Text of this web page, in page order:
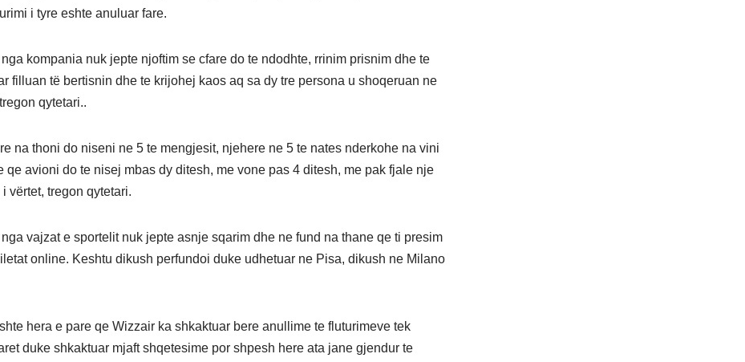
i tyre eshte anuluar fare.
kompania nuk jepte njoftim se cfare do te ndodhte, rrinim prisnim dhe te
filluan të bertisnin dhe te krijohej kaos aq sa dy tre persona u shoqeruan ne
qytetari..
na thoni do niseni ne 5 te mengjesit, njehere ne 5 te nates nderkohe na vini
qe avioni do te nisej mbas dy ditesh, me vone pas 4 ditesh, me pak fjale nje
i vërtet, tregon qytetari.
vajzat e sportelit nuk jepte asnje sqarim dhe ne fund na thane qe ti presim
online. Keshtu dikush perfundoi duke udhetuar ne Pisa, dikush ne Milano
hera e pare qe Wizzair ka shkaktuar bere anullime te fluturimeve tek
duke shkaktuar mjaft shqetesime por shpesh here ata jane gjendur te